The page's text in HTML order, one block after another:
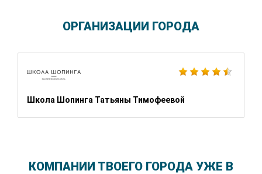
ОРГАНИЗАЦИИ ГОРОДА
Школа Шопинга Татьяны Тимофеевой
КОМПАНИИ ТВОЕГО ГОРОДА УЖЕ В